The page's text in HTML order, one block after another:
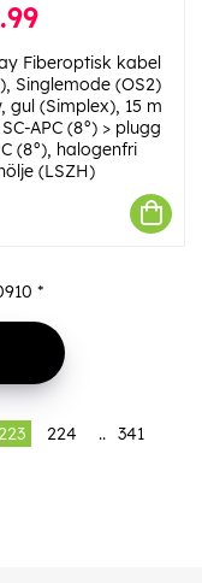
Fiberoptisk kabel
Singlemode (OS2)
gul (Simplex), 15 m
APC (8°) > plugg
(8°), halogenfri
(LSZH)
*
223 224 .. 341